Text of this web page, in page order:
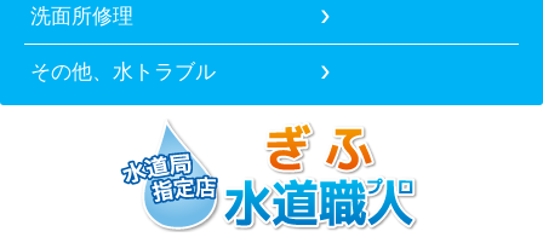
洗面所修理
その他、水トラブル